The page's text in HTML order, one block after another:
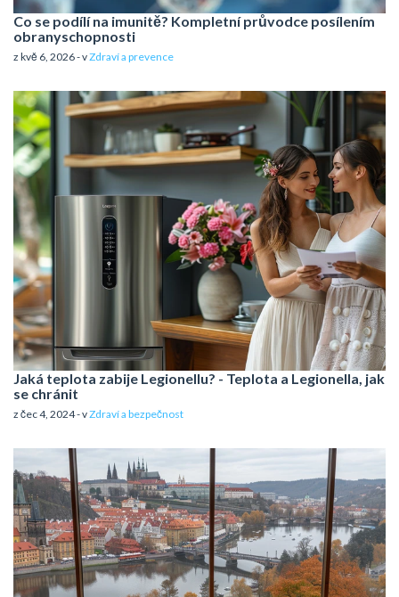
Co se podílí na imunitě? Kompletní průvodce posílením
obranyschopnosti
z kvě 6, 2026 - vZdraví a prevence
Jaká teplota zabije Legionellu? - Teplota a Legionella, jak
se chránit
z čec 4, 2024 - vZdraví a bezpečnost